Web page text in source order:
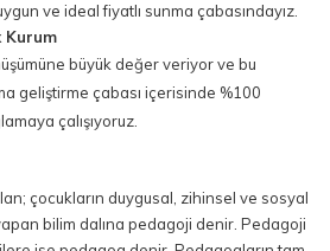
ve ideal fiyatlı sunma çabasındayız.
Kurum
büyük değer veriyor ve bu
geliştirme çabası içerisinde %100
çalışıyoruz.
çocukların duygusal, zihinsel ve sosyal
bilim dalına pedagoji denir. Pedagoji